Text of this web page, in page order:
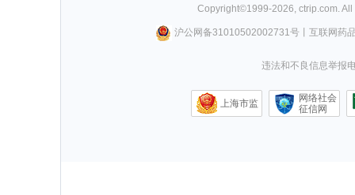
Copyright©1999-2026 ctrip.com .
沪公网备31010502002731号丨 互联网药
违法和不良信息举报
上海市监
网络社会
征信网